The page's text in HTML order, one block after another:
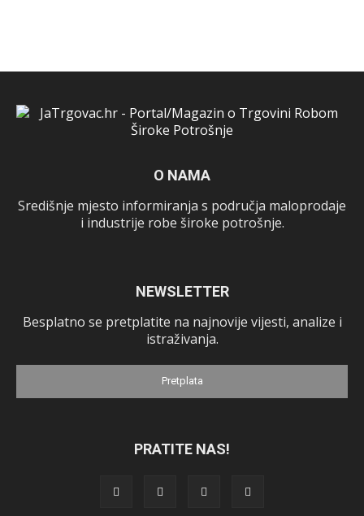
O NAMA
Središnje mjesto informiranja s područja maloprodaje
i industrije robe široke potrošnje.
NEWSLETTER
Besplatno se pretplatite na najnovije vijesti, analize i
istraživanja.
Pretplata
PRATITE NAS!